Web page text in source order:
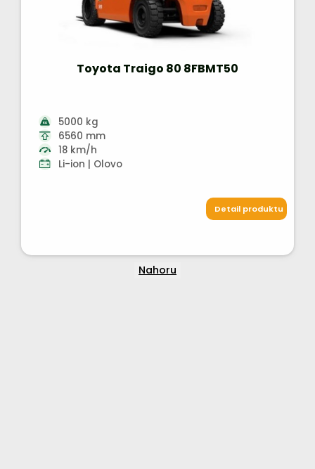
Toyota Traigo 80 8FBMT50
5000 kg
6560 mm
18 km/h
Li-ion | Olovo
Detail produktu
Nahoru